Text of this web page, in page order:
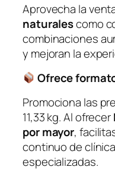
Aprovecha la
naturalescomo
combinaciones
y mejoran la
Ofrece
Promociona las
11,33 kg. Al ofrecer
por mayor,
continuo de
especializadas.